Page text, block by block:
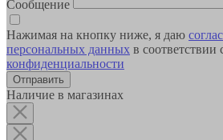
Сообщение
Нажимая на кнопку ниже, я даю
персональных данных в соответствии
конфиденциальности
Наличие в магазинах